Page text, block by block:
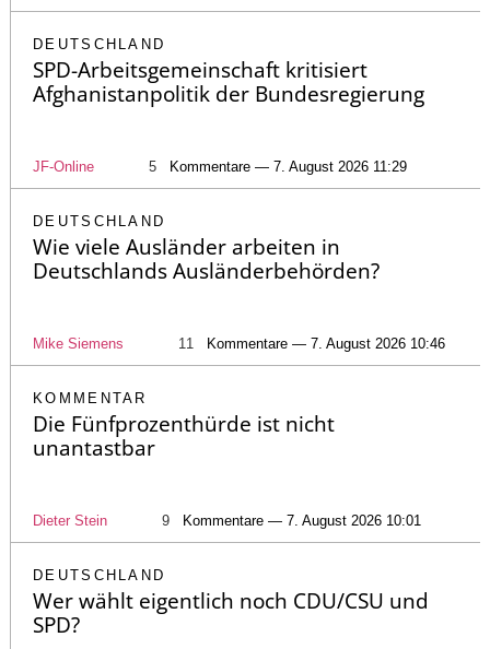
DEUTSCHLAND
SPD-Arbeitsgemeinschaft kritisiert
Afghanistanpolitik der Bundesregierung
JF-Online 5 Kommentare — 7. August 2026 11:29
DEUTSCHLAND
Wie viele Ausländer arbeiten in
Deutschlands Ausländerbehörden?
Mike Siemens 11 Kommentare — 7. August 2026 10:46
KOMMENTAR
Die Fünfprozenthürde ist nicht
unantastbar
Dieter Stein 9 Kommentare — 7. August 2026 10:01
DEUTSCHLAND
Wer wählt eigentlich noch CDU/CSU und
SPD?